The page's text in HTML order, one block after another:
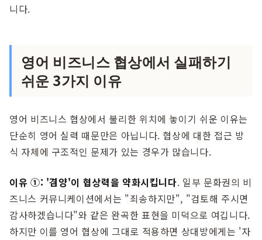
니다.
영어 비즈니스 협상에서 실패하기
쉬운 3가지 이유
영어 비즈니스 협상에서 불리한 위치에 놓이기 쉬운 이유는
단순히 영어 실력 때문만은 아닙니다. 협상에 대한 접근 방
식 자체에 구조적인 문제가 있는 경우가 많습니다.
이유 ①: '겸양'이 협상력을 약화시킵니다. 일부 문화권의 비
즈니스 커뮤니케이션에서는 "죄송하지만", "검토해 주시면
감사하겠습니다"와 같은 완곡한 표현을 미덕으로 여깁니다.
하지만 이를 영어 협상에 그대로 적용하면 상대방에게는 '자